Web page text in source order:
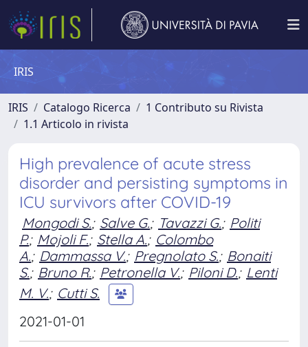
IRIS
IRIS Catalogo Ricerca
1 Contributo su Rivista
1.1 Articolo in rivista
High prevalence of acute stress
disorder and persisting symptoms in
ICU survivors after COVID-19
Mongodi S.; Salve G.; Tavazzi G.; Politi
P.; Mojoli F.; Stella A.; Colombo
A.; Dammassa V.; Pregnolato S.; Bonaiti
S.; Bruno R.; Petronella V.; Piloni D.; Lenti
M. V.; Cutti S.
2021-01-01